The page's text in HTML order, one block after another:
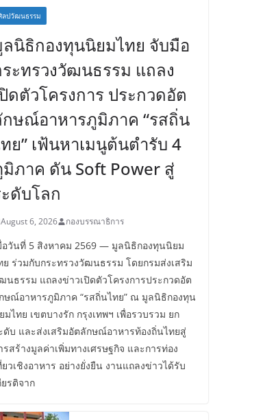
ลปวัฒนธรรม
นิธิกองทุนนิยมไทย จับมือ
ะทรวงวัฒนธรรม แถลง
ดตัวโครงการ ประกวดอัต
ษณ์อาหารภูมิภาค “รสถิ่น
ย” เฟ้นหาเมนูต้นตำรับ 4
ภาค ดัน Soft Power สู่
ดับโลก
August 6, 2026 กองบรรณาธิการ
อวันที่ 5 สิงหาคม 2569 — มูลนิธิกองทุนนิยม
ย ร่วมกับกระทรวงวัฒนธรรม โดยกรมส่งเสริม
นธรรม แถลงข่าวเปิดตัวโครงการประกวดอัต
ษณ์อาหารภูมิภาค “รสถิ่นไทย” ณ มูลนิธิกองทุน
มไทย เขตบางรัก กรุงเทพฯ เพื่อรวบรวม ยก
ดับ และส่งเสริมอัตลักษณ์อาหารท้องถิ่นไทยสู่
รสร้างมูลค่าเพิ่มทางเศรษฐกิจ และการท่อง
ยวเชิงอาหาร อย่างยั่งยืน งานแถลงข่าวได้รับ
ยรติจาก